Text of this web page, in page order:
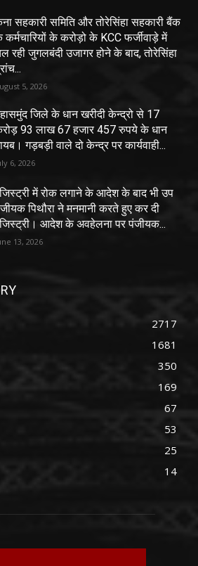
सहकारी समिति और तोरेसिंहा सहकारी बैंक
कर्मचारियों के करोड़ो के KCC फर्जीवाड़े में
रही जुगलबंदी उजागर होने के बाद, तोरेसिंहा
5, 2026
जिले के धान खरीदी केन्द्रो से 17
93 लाख 67 हजार 457 रुपये के धान
गड़बड़ी वाले दो केन्द्र पर कार्यवाही...
6, 2026
में रोक लगाने के आदेश के बाद भी उप
पिथौरा ने मनमानी करते हुए कर दी
आदेश के अवहेलना पर पंजीयक...
13, 2026
2717
1681
350
169
67
53
25
14